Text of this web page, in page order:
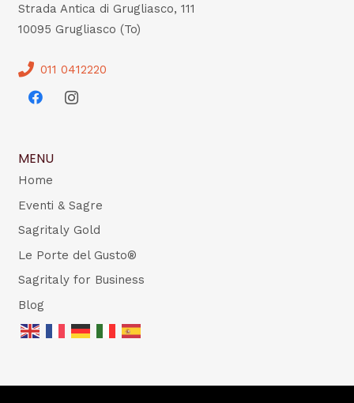
Strada Antica di Grugliasco, 111
10095 Grugliasco (To)
011 0412220
MENU
Home
Eventi & Sagre
Sagritaly Gold
Le Porte del Gusto®
Sagritaly for Business
Blog